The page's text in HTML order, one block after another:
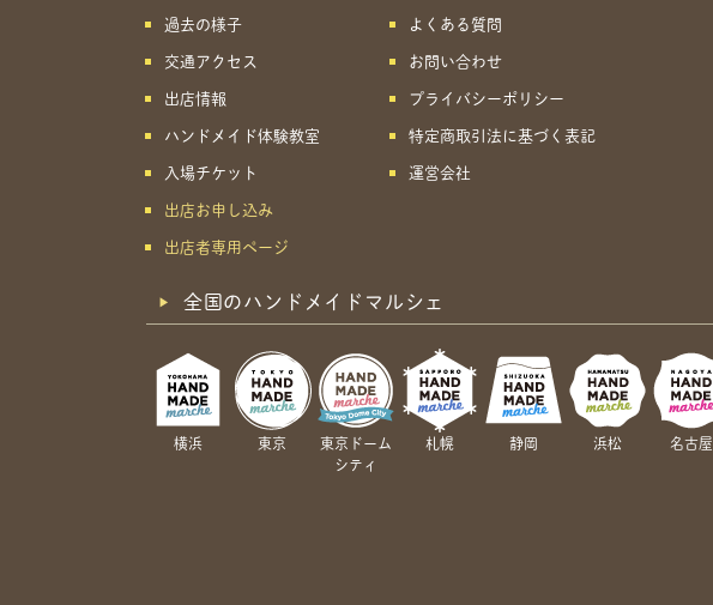
過去の様子
交通アクセス
出店情報
ハンドメイド体験教室
入場チケット
出店お申し込み
出店者専用ページ
よくある質問
お問い合わせ
プライバシーポリシー
特定商取引法に基づく表記
運営会社
全国のハンドメイドマルシェ
横浜 東京
東京ドーム
シティ
札幌 静岡 浜松 名古屋